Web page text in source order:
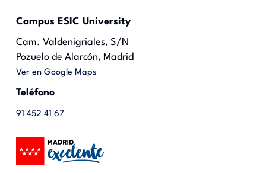
Campus ESIC University
Cam. Valdenigriales, S/N
Pozuelo de Alarcón, Madrid
Ver en Google Maps
Teléfono
91 452 41 67